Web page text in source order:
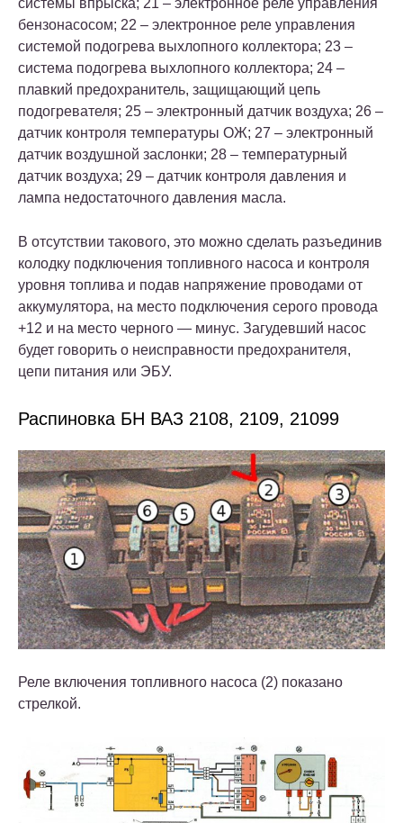
системы впрыска; 21 – электронное реле управления
бензонасосом; 22 – электронное реле управления
системой подогрева выхлопного коллектора; 23 –
система подогрева выхлопного коллектора; 24 –
плавкий предохранитель, защищающий цепь
подогревателя; 25 – электронный датчик воздуха; 26 –
датчик контроля температуры ОЖ; 27 – электронный
датчик воздушной заслонки; 28 – температурный
датчик воздуха; 29 – датчик контроля давления и
лампа недостаточного давления масла.
В отсутствии такового, это можно сделать разъединив
колодку подключения топливного насоса и контроля
уровня топлива и подав напряжение проводами от
аккумулятора, на место подключения серого провода
+12 и на место черного — минус. Загудевший насос
будет говорить о неисправности предохранителя,
цепи питания или ЭБУ.
Распиновка БН ВАЗ 2108, 2109, 21099
Реле включения топливного насоса (2) показано
стрелкой.